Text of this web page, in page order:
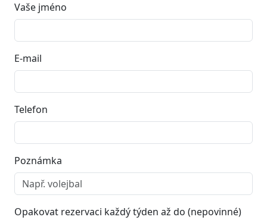
Vaše jméno
E-mail
Telefon
Poznámka
Opakovat rezervaci každý týden až do (nepovinné)